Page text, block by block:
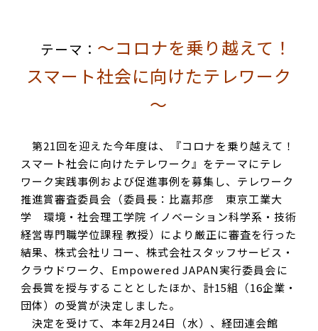
テーマ： ～コロナを乗り越えて！
スマート社会に向けたテレワーク
～
第21回を迎えた今年度は、『コロナを乗り越えて！
スマート社会に向けたテレワーク』をテーマにテレ
ワーク実践事例および促進事例を募集し、テレワーク
推進賞審査委員会（委員長：比嘉邦彦 東京工業大
学 環境・社会理工学院 イノベーション科学系・技術
経営専門職学位課程 教授）により厳正に審査を行った
結果、株式会社リコー、株式会社スタッフサービス・
クラウドワーク、Empowered JAPAN実行委員会に
会長賞を授与することとしたほか、計15組（16企業・
団体）の受賞が決定しました。
決定を受けて、本年2月24日（水）、経団連会館